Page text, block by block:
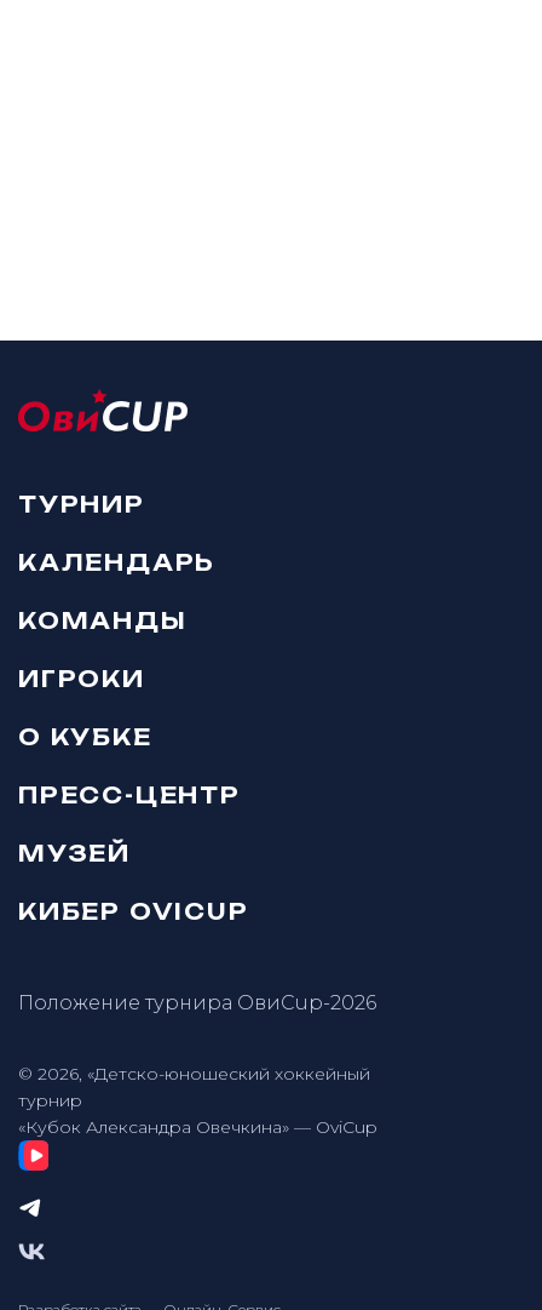
ТУРНИР
КАЛЕНДАРЬ
КОМАНДЫ
ИГРОКИ
О КУБКЕ
ПРЕСС-ЦЕНТР
МУЗЕЙ
КИБЕР OVICUP
Положение турнира ОвиCup-2026
© 2026, «Детско-юношеский хоккейный
турнир
«Кубок Александра Овечкина» — OviCup